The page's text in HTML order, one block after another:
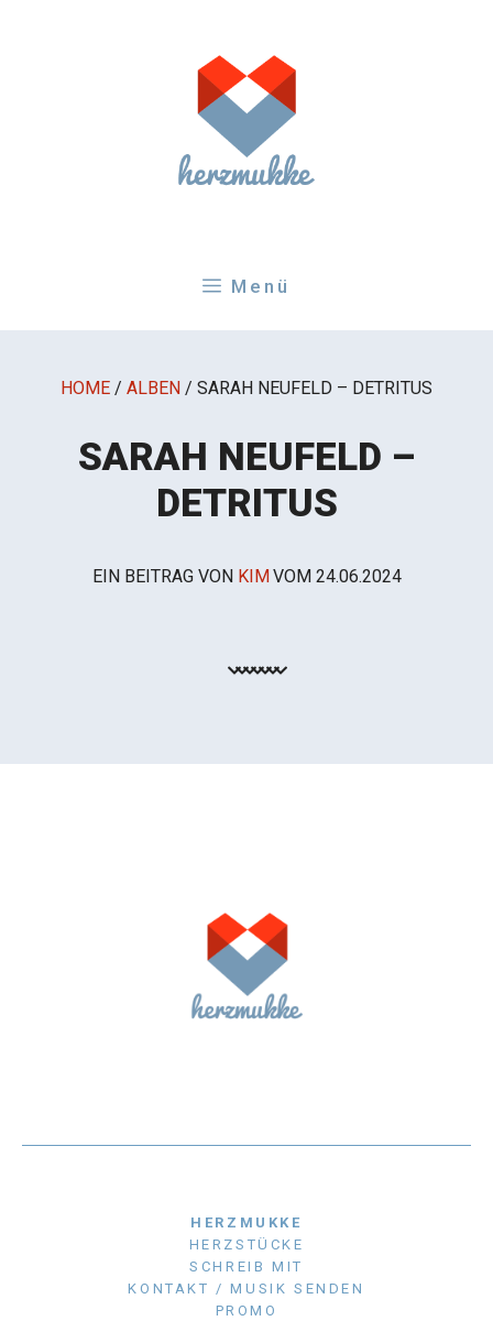
Menü
HOME / ALBEN / SARAH NEUFELD – DETRITUS
SARAH NEUFELD –
DETRITUS
EIN BEITRAG VON KIMVOM 24.06.2024
HERZMUKKE
HERZSTÜCKE
SCHREIB MIT
KONTAKT / MUSIK SENDEN
PROMO